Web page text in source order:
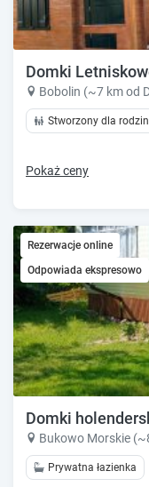
Domki
Bobolin (~7 km od
Stworzony dla rodzin
Pokaż ceny
Rezerwacje online
Odpowiada ekspresowo
Domki
Bukowo Morskie
Prywatna łazienka